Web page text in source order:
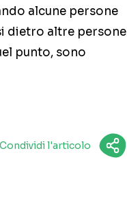
alcune persone
dietro altre persone
punto, sono
Condividi l'articolo